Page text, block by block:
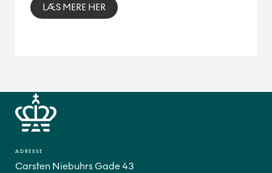
LÆS MERE HER
ADRESSE
Carsten Niebuhrs Gade 43